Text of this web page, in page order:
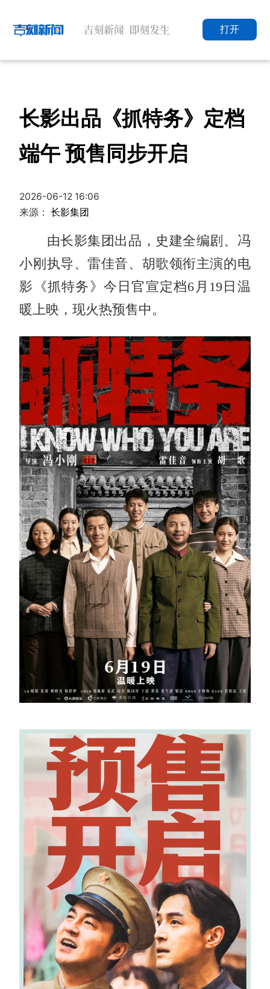
打开
长影出品《抓特务》定档
端午 预售同步开启
2026-06-12 16:06
来源：长影集团
由长影集团出品，史建全编剧、冯
小刚执导、雷佳音、胡歌领衔主演的电
影《抓特务》今日官宣定档6月19日温
暖上映，现火热预售中。